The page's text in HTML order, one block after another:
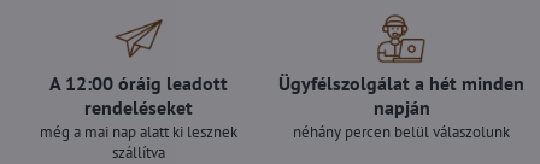
A 12:00 óráig leadott
rendeléseket
még a mai nap alatt ki lesznek
szállítva
Ügyfélszolgálat a hét minden
napján
néhány percen belül válaszolunk